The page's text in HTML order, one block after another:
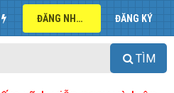
ĐĂNG NHẬP ĐĂNG KÝ
TÌM